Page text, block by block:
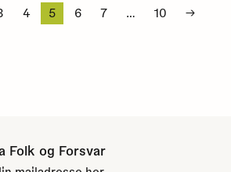
4 5 6 7 … 10 →
Folk og Forsvar